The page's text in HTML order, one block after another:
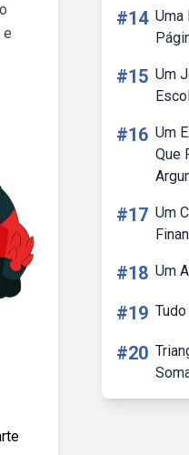
e
#14 Uma
#15 Um
#16 Um
Que
#17 Um
#18 Um
#19
#20